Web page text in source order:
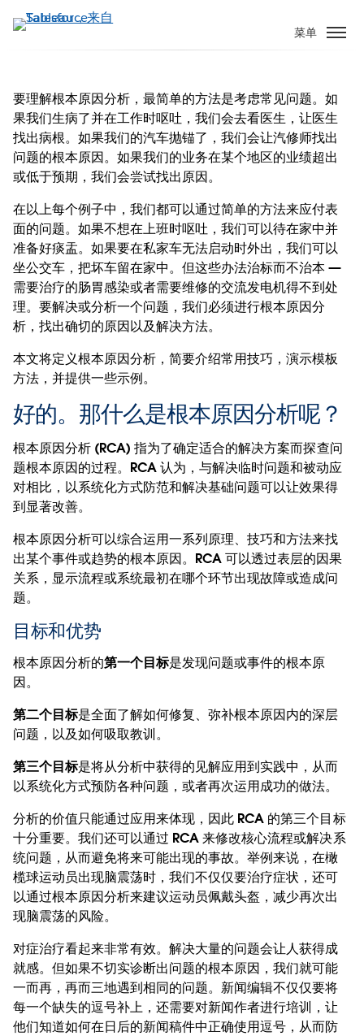
转
容
菜单
要理解根本原因分析，最简单的方法是考虑常见问题。如
果我们生病了并在工作时呕吐，我们会去看医生，让医生
找出病根。如果我们的汽车抛锚了，我们会让汽修师找出
问题的根本原因。如果我们的业务在某个地区的业绩超出
或低于预期，我们会尝试找出原因。
在以上每个例子中，我们都可以通过简单的方法来应付表
面的问题。如果不想在上班时呕吐，我们可以待在家中并
准备好痰盂。如果要在私家车无法启动时外出，我们可以
坐公交车，把坏车留在家中。但这些办法治标而不治本 —
需要治疗的肠胃感染或者需要维修的交流发电机得不到处
理。要解决或分析一个问题，我们必须进行根本原因分
析，找出确切的原因以及解决方法。
本文将定义根本原因分析，简要介绍常用技巧，演示模板
方法，并提供一些示例。
好的。那什么是根本原因分析呢？
根本原因分析 (RCA) 指为了确定适合的解决方案而探查问
题根本原因的过程。RCA 认为，与解决临时问题和被动应
对相比，以系统化方式防范和解决基础问题可以让效果得
到显著改善。
根本原因分析可以综合运用一系列原理、技巧和方法来找
出某个事件或趋势的根本原因。RCA 可以透过表层的因果
关系，显示流程或系统最初在哪个环节出现故障或造成问
题。
目标和优势
根本原因分析的第一个目标是发现问题或事件的根本原
因。
第二个目标是全面了解如何修复、弥补根本原因内的深层
问题，以及如何吸取教训。
第三个目标是将从分析中获得的见解应用到实践中，从而
以系统化方式预防各种问题，或者再次运用成功的做法。
分析的价值只能通过应用来体现，因此 RCA 的第三个目标
十分重要。我们还可以通过 RCA 来修改核心流程或解决系
统问题，从而避免将来可能出现的事故。举例来说，在橄
榄球运动员出现脑震荡时，我们不仅仅要治疗症状，还可
以通过根本原因分析来建议运动员佩戴头盔，减少再次出
现脑震荡的风险。
对症治疗看起来非常有效。解决大量的问题会让人获得成
就感。但如果不切实诊断出问题的根本原因，我们就可能
一而再，再而三地遇到相同的问题。新闻编辑不仅仅要将
每一个缺失的逗号补上，还需要对新闻作者进行培训，让
他们知道如何在日后的新闻稿件中正确使用逗号，从而防